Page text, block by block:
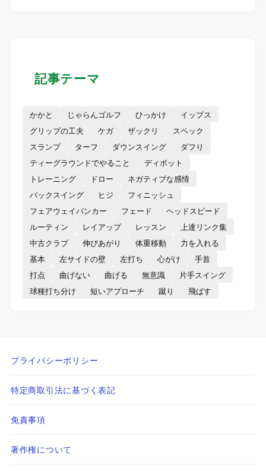
記事テーマ
かかと じゃらんゴルフ ひっかけ
イップス
グリップの工夫
ケガ ザックリ
スペック
スランプ
ターフ ダウンスイング
ダフり
ティーグラウンドでやること
ディボット
トレーニング
ドロー
ネガティブな感情
バックスイング
ヒジ
フィニッシュ
フェアウェイバンカー
フェード
ヘッドスピード
ルーティン
レイアップ レッスン
上達リンク集
中古クラブ
伸びあがり 体重移動
力を入れる
基本
左サイドの壁 左打ち 心がけ
手首
打点
曲げない 曲げる 無意識
片手スイング
球種打ち分け
短いアプローチ 蹴り 飛ばす
プライバシーポリシー
特定商取引法に基づく表記
免責事項
著作権について